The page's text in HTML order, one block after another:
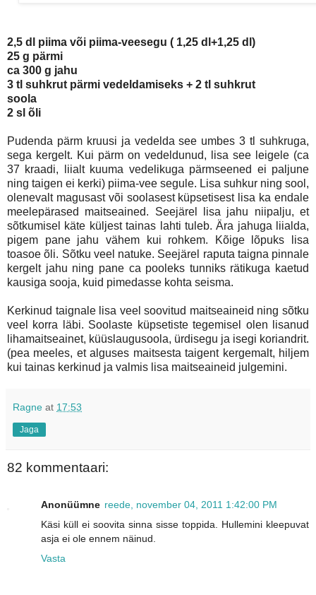
2,5 dl piima või piima-veesegu ( 1,25 dl+1,25 dl)
25 g pärmi
ca 300 g jahu
3 tl suhkrut pärmi vedeldamiseks + 2 tl suhkrut
soola
2 sl õli
Pudenda pärm kruusi ja vedelda see umbes 3 tl suhkruga,
sega kergelt. Kui pärm on vedeldunud, lisa see leigele (ca
37 kraadi, liialt kuuma vedelikuga pärmseened ei paljune
ning taigen ei kerki) piima-vee segule. Lisa suhkur ning sool,
olenevalt magusast või soolasest küpsetisest lisa ka endale
meelepärased maitseained. Seejärel lisa jahu niipalju, et
sõtkumisel käte küljest tainas lahti tuleb. Ära jahuga liialda,
pigem pane jahu vähem kui rohkem. Kõige lõpuks lisa
toasoe õli. Sõtku veel natuke. Seejärel raputa taigna pinnale
kergelt jahu ning pane ca pooleks tunniks rätikuga kaetud
kausiga sooja, kuid pimedasse kohta seisma.
Kerkinud taignale lisa veel soovitud maitseaineid ning sõtku
veel korra läbi. Soolaste küpsetiste tegemisel olen lisanud
lihamaitseainet, küüslaugusoola, ürdisegu ja isegi koriandrit.
(pea meeles, et alguses maitsesta taigent kergemalt, hiljem
kui tainas kerkinud ja valmis lisa maitseaineid julgemini.
Ragne at 17:53
Jaga
82 kommentaari:
Anonüümne reede, november 04, 2011 1:42:00 PM
Käsi küll ei soovita sinna sisse toppida. Hullemini kleepuvat
asja ei ole ennem näinud.
Vasta